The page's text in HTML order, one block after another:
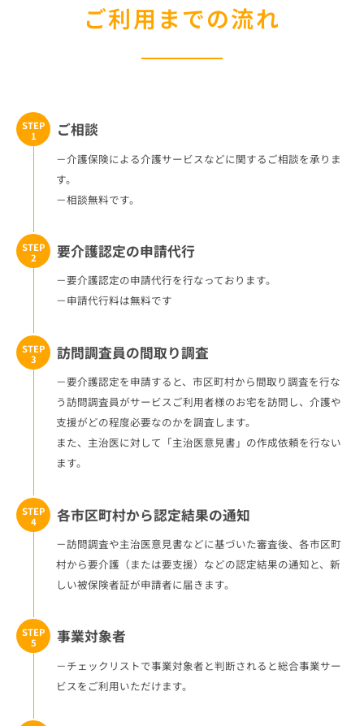
ご利用までの流れ
STEP
1
ご相談
－介護保険による介護サービスなどに関するご相談を承りま
す。
－相談無料です。
STEP
2
要介護認定の申請代行
－要介護認定の申請代行を行なっております。
－申請代行料は無料です
STEP
3
訪問調査員の間取り調査
－要介護認定を申請すると、市区町村から間取り調査を行な
う訪問調査員がサービスご利用者様のお宅を訪問し、介護や
支援がどの程度必要なのかを調査します。
また、主治医に対して「主治医意見書」の作成依頼を行ない
ます。
STEP
4
各市区町村から認定結果の通知
－訪問調査や主治医意見書などに基づいた審査後、各市区町
村から要介護（または要支援）などの認定結果の通知と、新
しい被保険者証が申請者に届きます。
STEP
5
事業対象者
－チェックリストで事業対象者と判断されると総合事業サー
ビスをご利用いただけます。